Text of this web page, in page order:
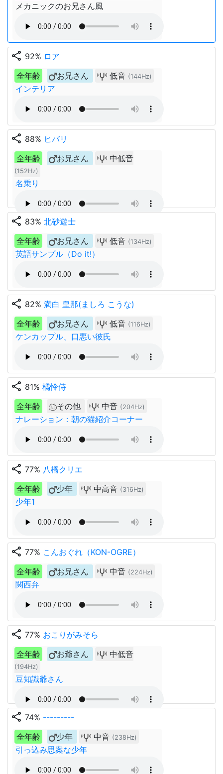
メカニックのお兄さん風
share 92% ロア
全年齢
お兄さん 低音 (144Hz)
インテリア
share 88% ヒバリ
全年齢
お兄さん 中低音
(152Hz)
名乗り
share 83% 北砂遊士
全年齢
お兄さん 低音 (134Hz)
英語サンプル（Do it!）
share 82% 満白 皇那(ましろ こうな)
全年齢
お兄さん 低音 (116Hz)
ケンカップル、口悪い彼氏
share 81% 橘怜侍
全年齢
その他 中音 (204Hz)
ナレーション：朝の猫紹介コーナー
share 77% 八橋クリエ
全年齢
少年 中高音 (316Hz)
少年1
share 77% こんおぐれ（KON-OGRE）
全年齢
お兄さん 中音 (224Hz)
関西弁
share 77% おこりがみそら
全年齢
お爺さん 中低音
(194Hz)
豆知識爺さん
share 74% ---------
全年齢
少年 中音 (238Hz)
引っ込み思案な少年